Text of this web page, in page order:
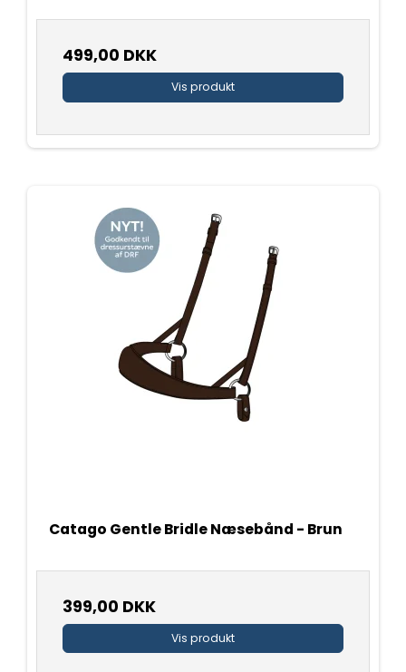
499,00 DKK
Vis produkt
Catago Gentle Bridle Næsebånd - Brun
399,00 DKK
Vis produkt